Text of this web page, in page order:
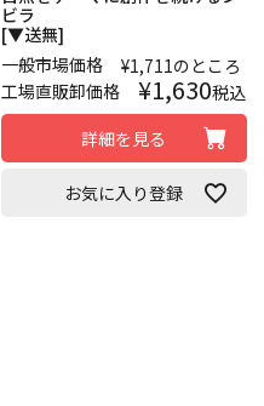
ビラ
[▼送無]
一般市場価格
¥1,711のところ
工場直販卸価格
¥1,630税込
詳細を見る
お気に入り登録